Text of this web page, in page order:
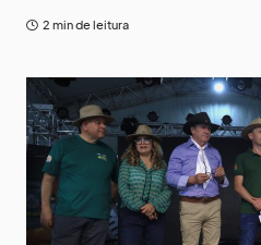
2 min de leitura